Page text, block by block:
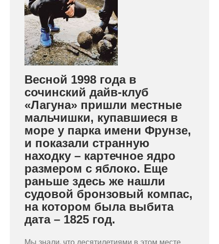
Весной 1998 года в
сочинский дайв-клуб
«Лагуна» пришли местные
мальчишки, купавшиеся в
море у парка имени Фрунзе,
и показали странную
находку – картечное ядро
размером с яблоко. Еще
раньше здесь же нашли
судовой бронзовый компас,
на котором была выбита
дата – 1825 год.